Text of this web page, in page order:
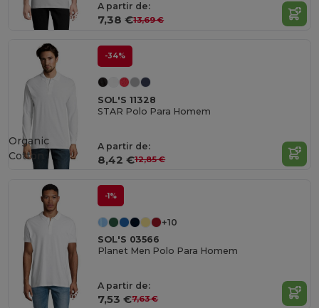
A partir de:
7,38 €13,69 €
-34%
SOL'S 11328
STAR Polo Para Homem
A partir de:
8,42 €12,85 €
Organic
Cotton
-1%
+10
SOL'S 03566
Planet Men Polo Para Homem
A partir de:
7,53 €7,63 €